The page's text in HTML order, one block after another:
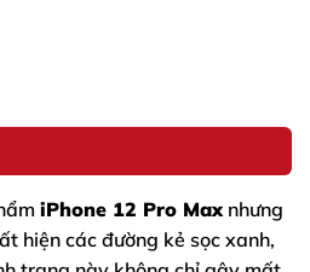
iPhone 12 Pro Max nhưng
hiện các đường kẻ sọc xanh,